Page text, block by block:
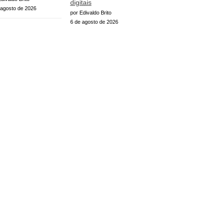
de 2026
digitais
por Edivaldo Brito
6 de agosto de 2026